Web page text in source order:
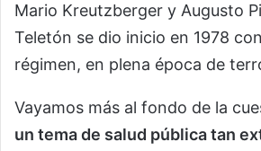
Mario Kreutzberger y Augusto
Teletón se dio inicio en 1978
régimen, en plena época de
Vayamos más al fondo de la
un tema de salud pública tan